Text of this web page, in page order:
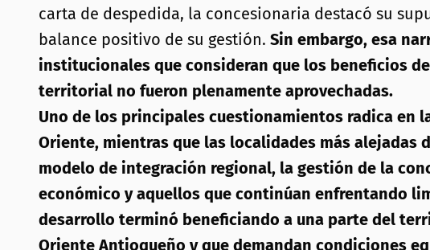
carta de despedida, la concesionaria destacó su
balance positivo de su gestión. Sin embargo, esa
institucionales que consideran que los beneficios
territorial no fueron plenamente aprovechadas.
Uno de los principales cuestionamientos radica en
Oriente, mientras que las localidades más
modelo de integración regional, la gestión de la
económico y aquellos que continúan enfrentando
desarrollo terminó beneficiando a una parte del
Oriente Antioqueño y que demandan condiciones